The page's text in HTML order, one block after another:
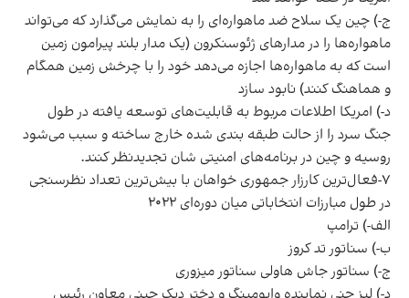
ج-) چین یک سلاح ضد ماهواره‌ای را به نمایش می‌گذارد که می‌تواند
ماهواره‌ها را در مدار‌های ژئوسنکرون (یک مدار بلند پیرامون زمین
است که به ماهواره‌ها اجازه می‌دهد خود را با چرخش زمین همگام
و هماهنگ کنند) نابود سازد
د-) امریکا اطلاعات مربوط به قابلیت‌های توسعه یافته در طول
جنگ سرد را از حالت طبقه بندی شده خارج ساخته و سبب می‌شود
روسیه و چین در برنامه‌های امنیتی شان تجدیدنظر کنند.
۷-فعال‌ترین کارزار جمهوری خواهان با بیش‌ترین تعداد نظرسنجی
در طول مبارزات انتخاباتی میان دوره‌ای ۲۰۲۲
الف-) ترامپ
ب-) سناتور تد کروز
ج-) سناتور جاش هاولی سناتور میزوری